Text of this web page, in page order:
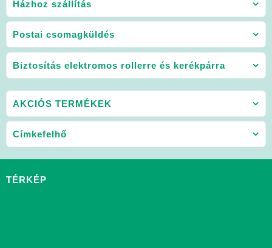
Házhoz szállítás
Postai csomagküldés
Biztosítás elektromos rollerre és kerékpárra
AKCIÓS TERMÉKEK
Címkefelhő
TÉRKÉP